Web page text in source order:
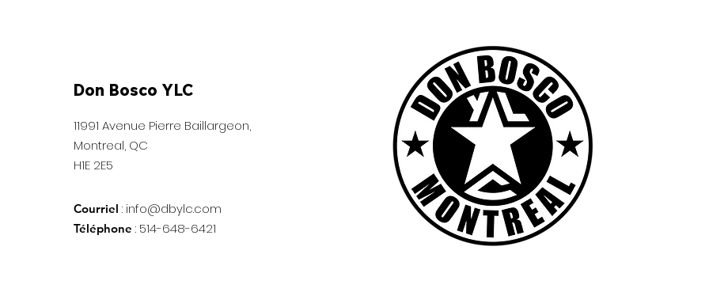
Don Bosco YLC
11991 Avenue Pierre Baillargeon,
Montreal, QC
H1E 2E5
Courriel : info@dbylc.com
Téléphone : 514-648-6421